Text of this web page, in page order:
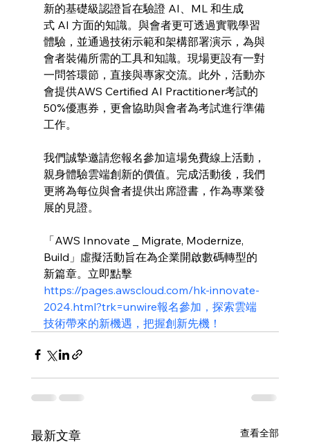
新的基礎級認證旨在驗證 AI、ML 和生成
式 AI 方面的知識。與會者更可透過實戰學習
體驗，並通過技術示範和架構部署演示，為與
會者裝備所需的工具和知識。現場更設有一對
一問答環節，直接與專家交流。此外，活動亦
會提供AWS Certified AI Practitioner考試的
50%優惠券，更會協助與會者為考試進行準備
工作。
我們誠摯邀請您報名參加這場免費線上活動，
親身體驗雲端創新的價值。完成活動後，我們
更將為每位與會者提供出席證書，作為專業發
展的見證。
「AWS Innovate _ Migrate, Modernize,
Build」虛擬活動旨在為企業開啟數碼轉型的
新篇章。立即點擊
https://pages.awscloud.com/hk-innovate-
2024.html?trk=unwire報名參加，探索雲端
技術帶來的新機遇，把握創新先機！
最新文章 查看全部